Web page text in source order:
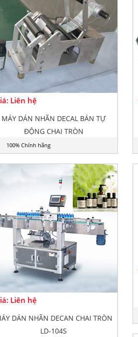
Liên hệ
MÁY DÁN NHÃN DECAL BÁN TỰ
ĐỘNG CHAI TRÒN
100% Chính hãng
Liên hệ
DÁN NHÃN DECAN CHAI TRÒN
LD-104S